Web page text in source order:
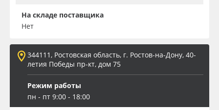
На складе поставщика
Нет
344111, Ростовская область, г. Ростов-на-Дону, 40-
летия Победы пр-кт, дом 75
Режим работы
пн - пт 9:00 - 18:00